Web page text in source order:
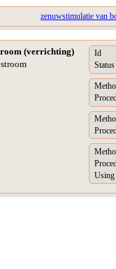
zenuwstimulatie van
(verrichting)
Id
Status
Using